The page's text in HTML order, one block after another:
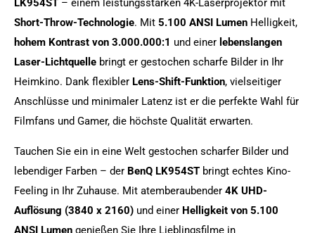
LK954ST – einem leistungsstarken 4K-Laserprojektor mit
Short-Throw-Technologie. Mit 5.100 ANSI Lumen Helligkeit,
hohem Kontrast von 3.000.000:1 und einer lebenslangen
Laser-Lichtquelle bringt er gestochen scharfe Bilder in Ihr
Heimkino. Dank flexibler Lens-Shift-Funktion, vielseitiger
Anschlüsse und minimaler Latenz ist er die perfekte Wahl für
Filmfans und Gamer, die höchste Qualität erwarten.
Tauchen Sie ein in eine Welt gestochen scharfer Bilder und
lebendiger Farben – der BenQ LK954ST bringt echtes Kino-
Feeling in Ihr Zuhause. Mit atemberaubender 4K UHD-
Auflösung (3840 x 2160) und einer Helligkeit von 5.100
ANSI Lumen genießen Sie Ihre Lieblingsfilme in